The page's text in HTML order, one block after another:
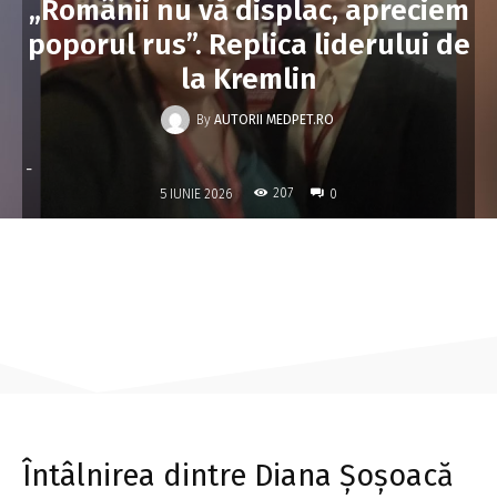
„Românii nu vă displac, apreciem
poporul rus”. Replica liderului de
la Kremlin
By AUTORII MEDPET.RO
-
5 IUNIE 2026 207 0
Întâlnirea dintre Diana Șoșoacă